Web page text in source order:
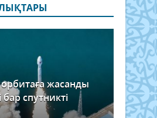
жасанды
бар спутникті